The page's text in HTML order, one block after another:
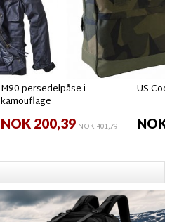
M90 persedelpåse i
kamouflage
NOK 200,39NOK 401,79
US
NOK